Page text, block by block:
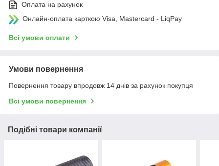
Оплата на рахунок
Онлайн-оплата карткою Visa, Mastercard - LiqPay
Всі умови оплати
Умови повернення
Повернення товару впродовж 14 днів за рахунок покупця
Всі умови повернення
Подібні товари компанії